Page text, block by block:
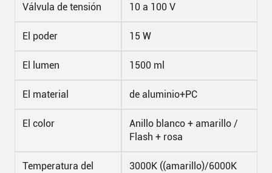
Válvula de tensión 10 a 100 V
El poder 15 W
El lumen 1500 ml
El material de aluminio+PC
El color
Anillo blanco + amarillo /
Flash + rosa
Temperatura del
3000K ((amarillo)/6000K